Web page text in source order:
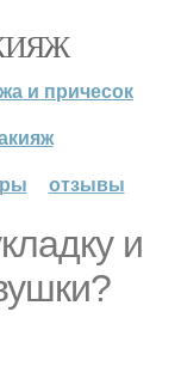
и причесок
отзывы
и